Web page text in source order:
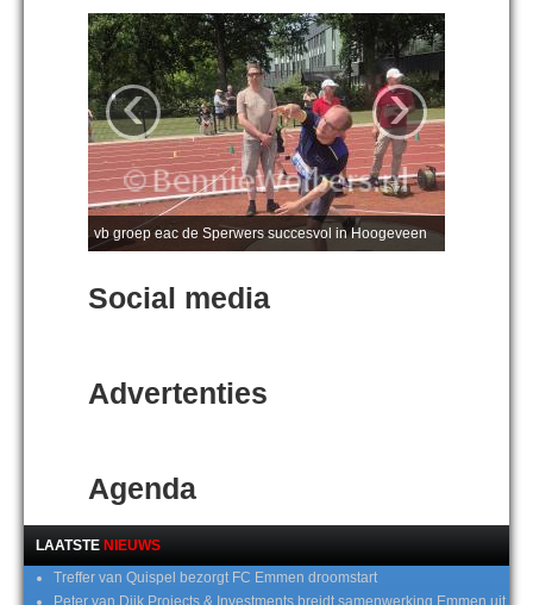
vb groep eac de Sperwers succesvol in Hoogeveen
‹ ›
Social media
Advertenties
Agenda
LAATSTE NIEUWS
Treffer van Quispel bezorgt FC Emmen droomstart
Peter van Dijk Projects & Investments breidt samenwerking Emmen uit